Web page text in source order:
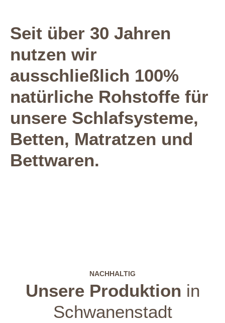
Seit über 30 Jahren
nutzen wir
ausschließlich 100%
natürliche Rohstoffe für
unsere Schlafsysteme,
Betten, Matratzen und
Bettwaren.
NACHHALTIG
Unsere Produktion in
Schwanenstadt